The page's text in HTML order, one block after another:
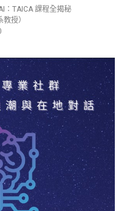
：TAICA 課程全揭秘
授）